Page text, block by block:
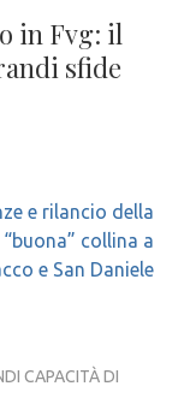
in Fvg: il
sfide
e rilancio della
“buona” collina a
e San Daniele
CAPACITÀ DI